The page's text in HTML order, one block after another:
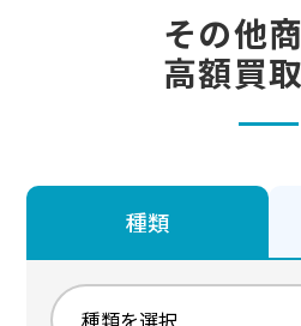
その他
高額買
種類